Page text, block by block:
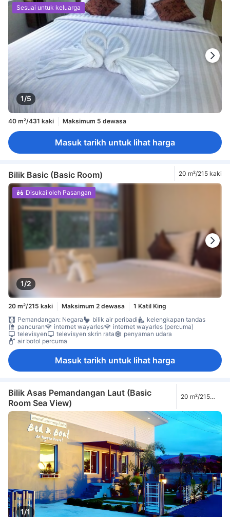
1/5
Sesuai untuk keluarga
40 m²/431 kaki Maksimum 5 dewasa
Masuk tarikh untuk lihat harga
Bilik Basic (Basic Room) 20 m²/215 kaki
1/2
Disukai oleh Pasangan
20 m²/215 kaki Maksimum 2 dewasa
1 Katil King
Pemandangan: Negara
bilik air peribadi
kelengkapan tandas
pancuran
internet wayarles
internet wayarles (percuma)
televisyen
televisyen skrin rata
penyaman udara
air botol percuma
Masuk tarikh untuk lihat harga
Bilik Asas Pemandangan Laut (Basic
Room Sea View)
20 m²/215
1/1